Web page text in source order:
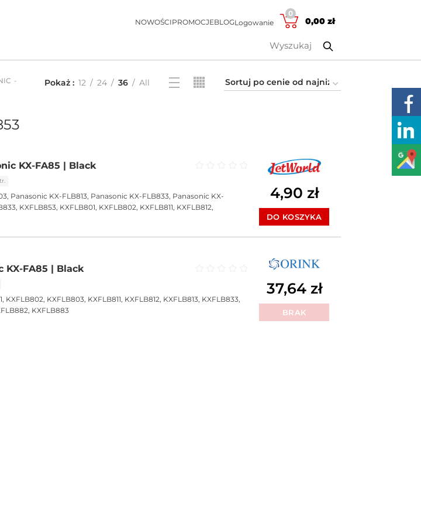
NOWOŚCIPROMOCJEBLOGLogowanie
0
0,00 zł
Pokaż 12 24 36 All
KX-FA85 | Black
Oceniono
Panasonic KX-FLB813, Panasonic KX-FLB833, Panasonic KX-
KXFLB853, KXFLB801, KXFLB802, KXFLB811, KXFLB812,
4,90 zł
DO KOSZYKA
KX-FA85 | Black
KXFLB802, KXFLB803, KXFLB811, KXFLB812, KXFLB813, KXFLB833,
KXFLB883
37,64 zł
BRAK